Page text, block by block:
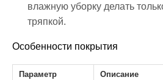
влажную уборку делать
тряпкой.
Особенности покрытия
Параметр Описание